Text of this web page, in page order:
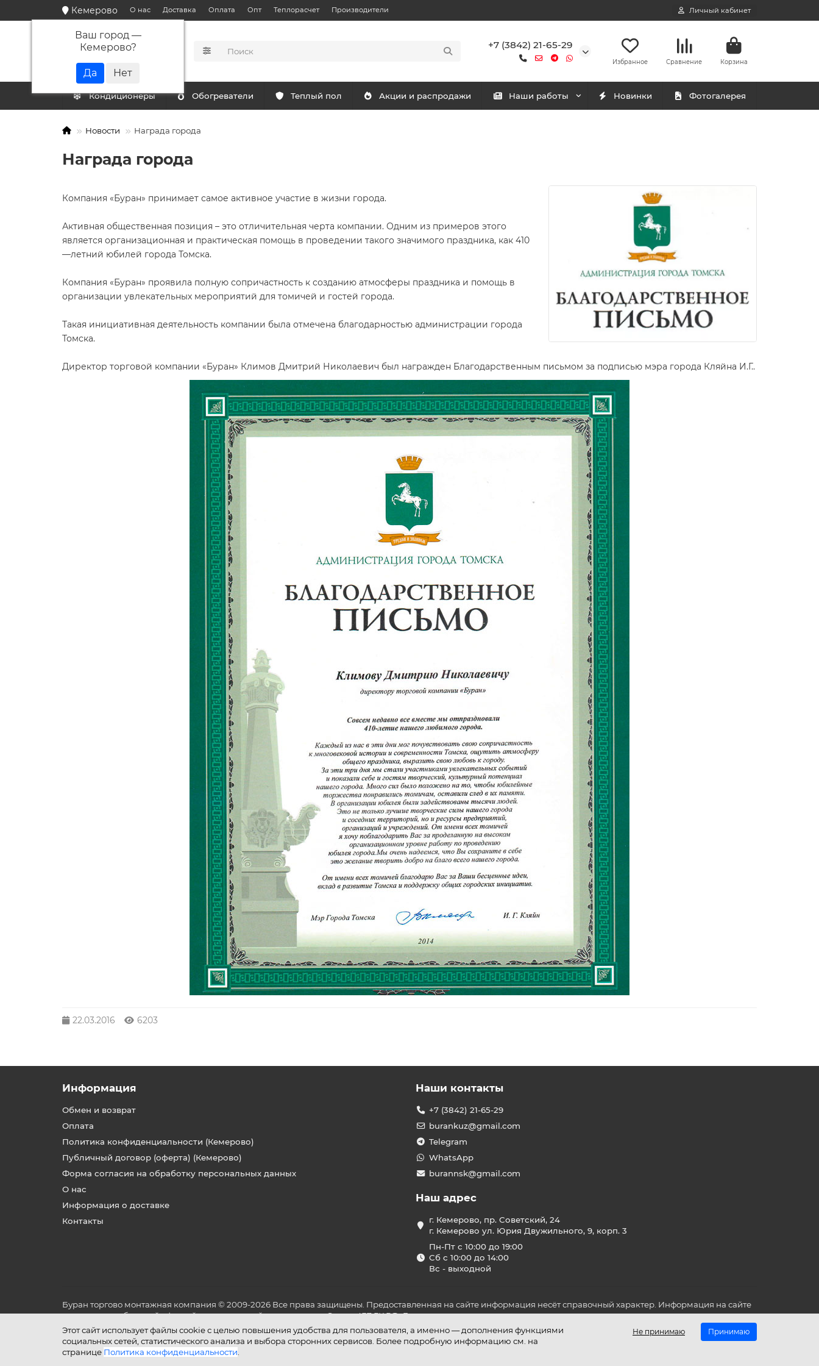
Кемерово
Ваш город —
Кемерово?
О нас Доставка Оплата Опт Теплорасчет Производители Личный кабинет
КАТАЛОГ
+7 (3842) 21-65-29
Избранное Сравнение Корзина
Кондиционеры Обогреватели Теплый пол Акции и распродажи Наши работы Новинки Фотогалерея
Новости Награда города
Награда города
Компания «Буран» принимает самое активное участие в жизни города.
Активная общественная позиция – это отличительная черта компании. Одним из примеров этого
является организационная и практическая помощь в проведении такого значимого праздника, как 410
—летний юбилей города Томска.
Компания «Буран» проявила полную сопричастность к созданию атмосферы праздника и помощь в
организации увлекательных мероприятий для томичей и гостей города.
Такая инициативная деятельность компании была отмечена благодарностью администрации города
Томска.
Директор торговой компании «Буран» Климов Дмитрий Николаевич был награжден Благодарственным письмом за подписью мэра города Кляйна И.Г..
22.03.2016 6203
Этот сайт использует файлы cookie с целью повышения удобства для пользователя, а именно — дополнения функциями
социальных сетей, статистического анализа и выбора сторонних сервисов. Более подробную информацию см. на
странице Политика конфиденциальности
Не принимаю Принимаю
Информация
Обмен и возврат
Оплата
Политика конфиденциальности (Кемерово)
Публичный договор (оферта) (Кемерово)
Форма согласия на обработку персональных данных
О нас
Информация о доставке
Контакты
Наши контакты
+7 (3842) 21-65-29
burankuz@gmail.com
Telegram
WhatsApp
burannsk@gmail.com
Наш адрес
г. Кемерово, пр. Советский, 24
г. Кемерово ул. Юрия Двужильного, 9, корп. 3
Пн-Пт с 10:00 до 19:00
Сб с 10:00 до 14:00
Вс - выходной
Буран торгово монтажная компания © 2009-2026 Все права защищены. Предоставленная на сайте информация несёт справочный характер. Информация на сайте
не является публичной офертой, определяемой положениями Статьи 437 ГК РФ. До оплаты товара удостоверьтесь во всех для вас важных характеристиках в товаре
и условиях его эксплуатации.